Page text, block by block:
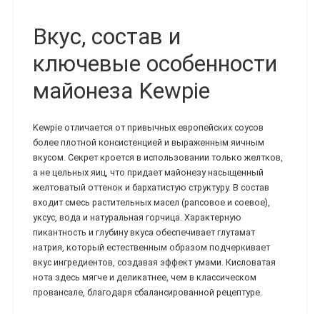
Вкус, состав и
ключевые особенности
майонеза Kewpie
Kewpie отличается от привычных европейских соусов
более плотной консистенцией и выраженным яичным
вкусом. Секрет кроется в использовании только желтков,
а не цельных яиц, что придает майонезу насыщенный
желтоватый оттенок и бархатистую структуру. В состав
входит смесь растительных масел (рапсовое и соевое),
уксус, вода и натуральная горчица. Характерную
пикантность и глубину вкуса обеспечивает глутамат
натрия, который естественным образом подчеркивает
вкус ингредиентов, создавая эффект умами. Кисловатая
нота здесь мягче и деликатнее, чем в классическом
провансале, благодаря сбалансированной рецептуре.